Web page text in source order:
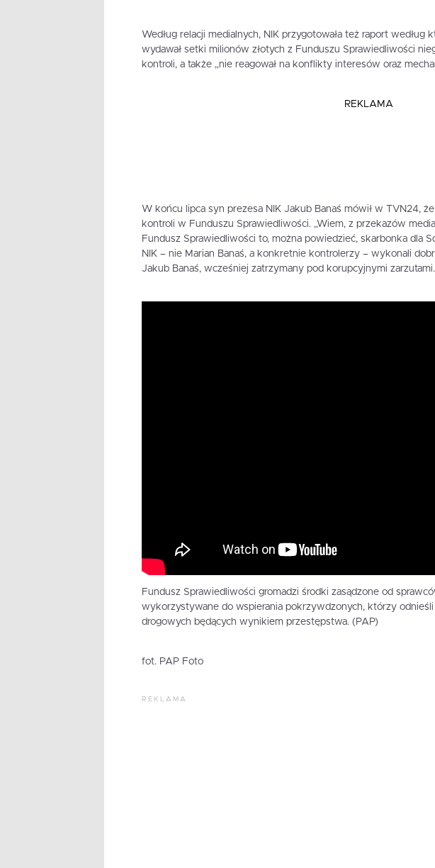
Według relacji medialnych, NIK przygotowała też raport według
wydawał setki milionów złotych z Funduszu Sprawiedliwości
kontroli, a także „nie reagował na konflikty interesów oraz
REKLAMA
W końcu lipca syn prezesa NIK Jakub Banaś mówił w TVN24,
kontroli w Funduszu Sprawiedliwości. „Wiem, z przekazów
Fundusz Sprawiedliwości to, można powiedzieć, skarbonka dla
NIK – nie Marian Banaś, a konkretnie kontrolerzy – wykonali
Jakub Banaś, wcześniej zatrzymany pod korupcyjnymi zarzutami.
Fundusz Sprawiedliwości gromadzi środki zasądzone od
wykorzystywane do wspierania pokrzywdzonych, którzy
drogowych będących wynikiem przestępstwa. (PAP)
fot. PAP Foto
REKLAMA